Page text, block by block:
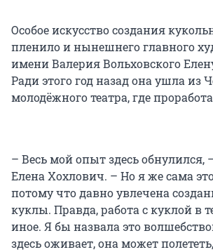
Особое искусство создания
пленило и нынешнего главного
имени Валерия Вольховского
Ради этого год назад она ушла из
молодёжного театра, где
– Весь мой опыт здесь обнулился,
Елена Хохлович. – Но я же сама
потому что давно увлечена
куклы. Правда, работа с куклой в
иное. Я бы назвала это
здесь оживает, она может